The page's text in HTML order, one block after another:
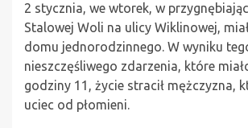
2 stycznia, we wtorek, w
Stalowej Woli na ulicy Wiklinowej,
domu jednorodzinnego. W wyniku
nieszczęśliwego zdarzenia, które
godziny 11, życie stracił mężczyzna,
uciec od płomieni.